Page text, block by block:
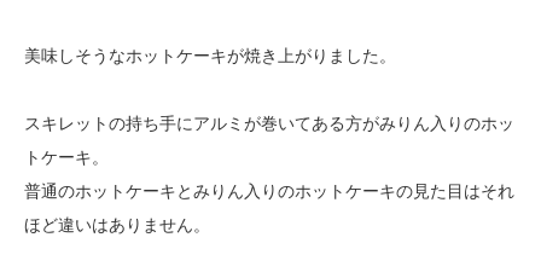
美味しそうなホットケーキが焼き上がりました。
スキレットの持ち手にアルミが巻いてある方がみりん入りのホッ
トケーキ。
普通のホットケーキとみりん入りのホットケーキの見た目はそれ
ほど違いはありません。